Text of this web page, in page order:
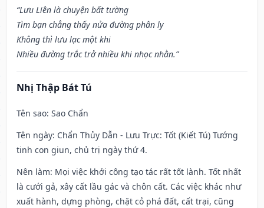
“Lưu Liên là chuyện bất tường
Tìm bạn chẳng thấy nửa đường phân ly
Không thì lưu lạc một khi
Nhiều đường trắc trở nhiều khi nhọc nhằn.”
Nhị Thập Bát Tú
Tên sao: Sao Chẩn
Tên ngày: Chẩn Thủy Dẫn - Lưu Trực: Tốt (Kiết Tú) Tướng
tinh con giun, chủ trị ngày thứ 4.
Nên làm: Mọi việc khởi công tạo tác rất tốt lành. Tốt nhất
là cưới gả, xây cất lầu gác và chôn cất. Các việc khác như
xuất hành, dựng phòng, chặt cỏ phá đất, cất trại, cũng